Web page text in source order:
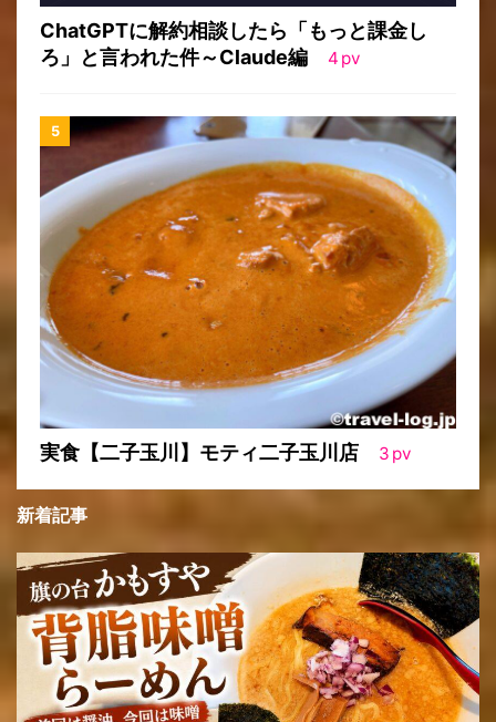
ChatGPTに解約相談したら「もっと課金し
ろ」と言われた件～Claude編
4 pv
実食【二子玉川】モティ二子玉川店 3 pv
新着記事